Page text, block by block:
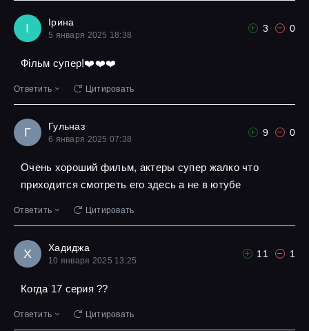
І Ірина
5 января 2025 18:38
3 0
Фільм супер!❤️❤️❤️
Ответить Цитировать
Г Гульназ
6 января 2025 07:38
9 0
Очень хороший фильм, актеры супер жалко что
приходится смотреть его здесь а не в ютубе
Ответить Цитировать
Х Хадиджа
10 января 2025 13:25
11 1
Когда 17 серия ??
Ответить Цитировать